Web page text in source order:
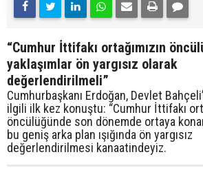
“Cumhur İttifakı ortağımızın
yaklaşımlar ön yargısız olarak
değerlendirilmeli”
Cumhurbaşkanı Erdoğan, Devlet
ilgili ilk kez konuştu: “Cumhur İttifakı
öncülüğünde son dönemde ortaya
bu geniş arka plan ışığında ön yargısız
değerlendirilmesi kanaatindeyiz.